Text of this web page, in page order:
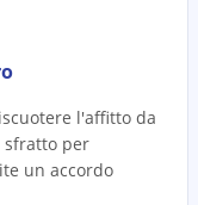
l'affitto da
sfratto per
un accordo